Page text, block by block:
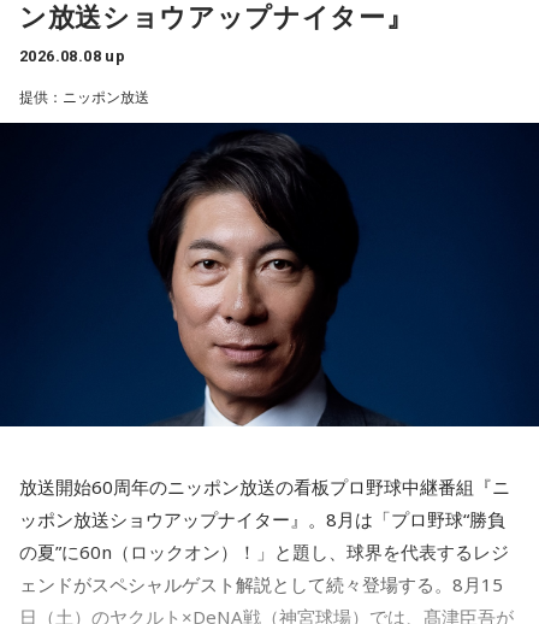
音声コンテンツプラットフォーム「JFN Pods」ではスペシャ
ル音声も配信中！
それは何でしたか？次の中から近いものを1つ選んでくださ
1． 鳩のぬいぐるみ
2． パスポートなどの身分証
3． 買ったばかりの乾電池
この心理テストでわかることは、追い詰められた時に出る、
あなたの「究極の裏の顔」です。
とっさに握りしめたものは、あなたが窮地で無意識に守ろう
とする「本当に大切なもの」を暗示しています。冷静ではい
られない極限の場面でこそ、普段は隠れているあなたの本性
鳩のぬいぐるみは「愛情」を暗示しています。あなたは追い
詰められても、自分より大切な誰かを思い浮かべる、利他的
なタイプ。窮地でこそ人にやさしくできる、あたたかい心の
持ち主です。ただ、自分を後回しにしすぎないよう気をつけ
てください。
ン放送ショウアップナイター』
2026.08.08 up
提供：ニッポン放送
放送開始60周年のニッポン放送の看板プロ野球中継番組『ニ
ッポン放送ショウアップナイター』。8月は「プロ野球“勝負
の夏”に60n（ロックオン）！」と題し、球界を代表するレジ
ェンドがスペシャルゲスト解説として続々登場する。8月15
日（土）のヤクルト×DeNA戦（神宮球場）では、髙津臣吾が